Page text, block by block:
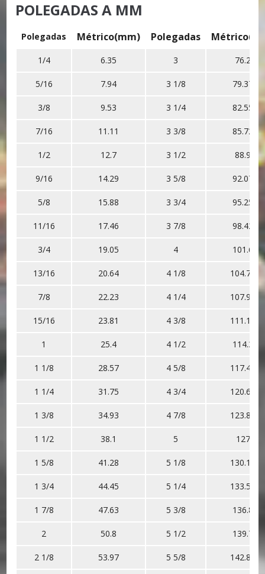
POLEGADAS A MM
Polegadas Métrico(mm) Polegadas
1/4 6.35 3 76.2
5/16 7.94 3 1/8 79.37
3/8 9.53 3 1/4 82.55
7/16 11.11 3 3/8 85.72
1/2 12.7 3 1/2 88.9
9/16 14.29 3 5/8 92.07
5/8 15.88 3 3/4 95.25
11/16 17.46 3 7/8 98.42
3/4 19.05 4 101.6
13/16 20.64 4 1/8 104.77
7/8 22.23 4 1/4 107.95
15/16 23.81 4 3/8 111.12
1 25.4 4 1/2 114.3
1 1/8 28.57 4 5/8 117.47
1 1/4 31.75 4 3/4 120.65
1 3/8 34.93 4 7/8 123.82
1 1/2 38.1 5 127
1 5/8 41.28 5 1/8 130.17
1 3/4 44.45 5 1/4 133.52
1 7/8 47.63 5 3/8 136.8
2 50.8 5 1/2 139.7
2 1/8 53.97 5 5/8 142.87